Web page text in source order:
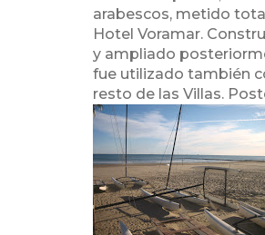
arabescos, metido
Hotel Voramar.
y ampliado
fue utilizado también
resto de las Villas.